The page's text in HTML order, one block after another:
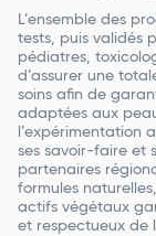
L’ensemble des
tests, puis validés
pédiatres,
d’assurer une
soins afin de
adaptées aux
l’expérimentation
ses savoir-faire et
partenaires
formules
actifs végétaux
et respectueux de